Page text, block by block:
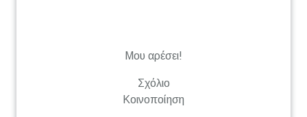
Μου αρέσει!
Σχόλιο
Κοινοποίηση